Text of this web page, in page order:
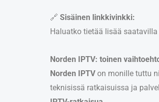
🔗 Sisäinen linkkivinkki:
Haluatko tietää lisää
Norden IPTV: toinen
Norden IPTVon monille tuttu
teknisissä ratkaisuissa ja